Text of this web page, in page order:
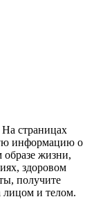
страницах
информацию о
образе жизни,
здоровом
получите
и телом.